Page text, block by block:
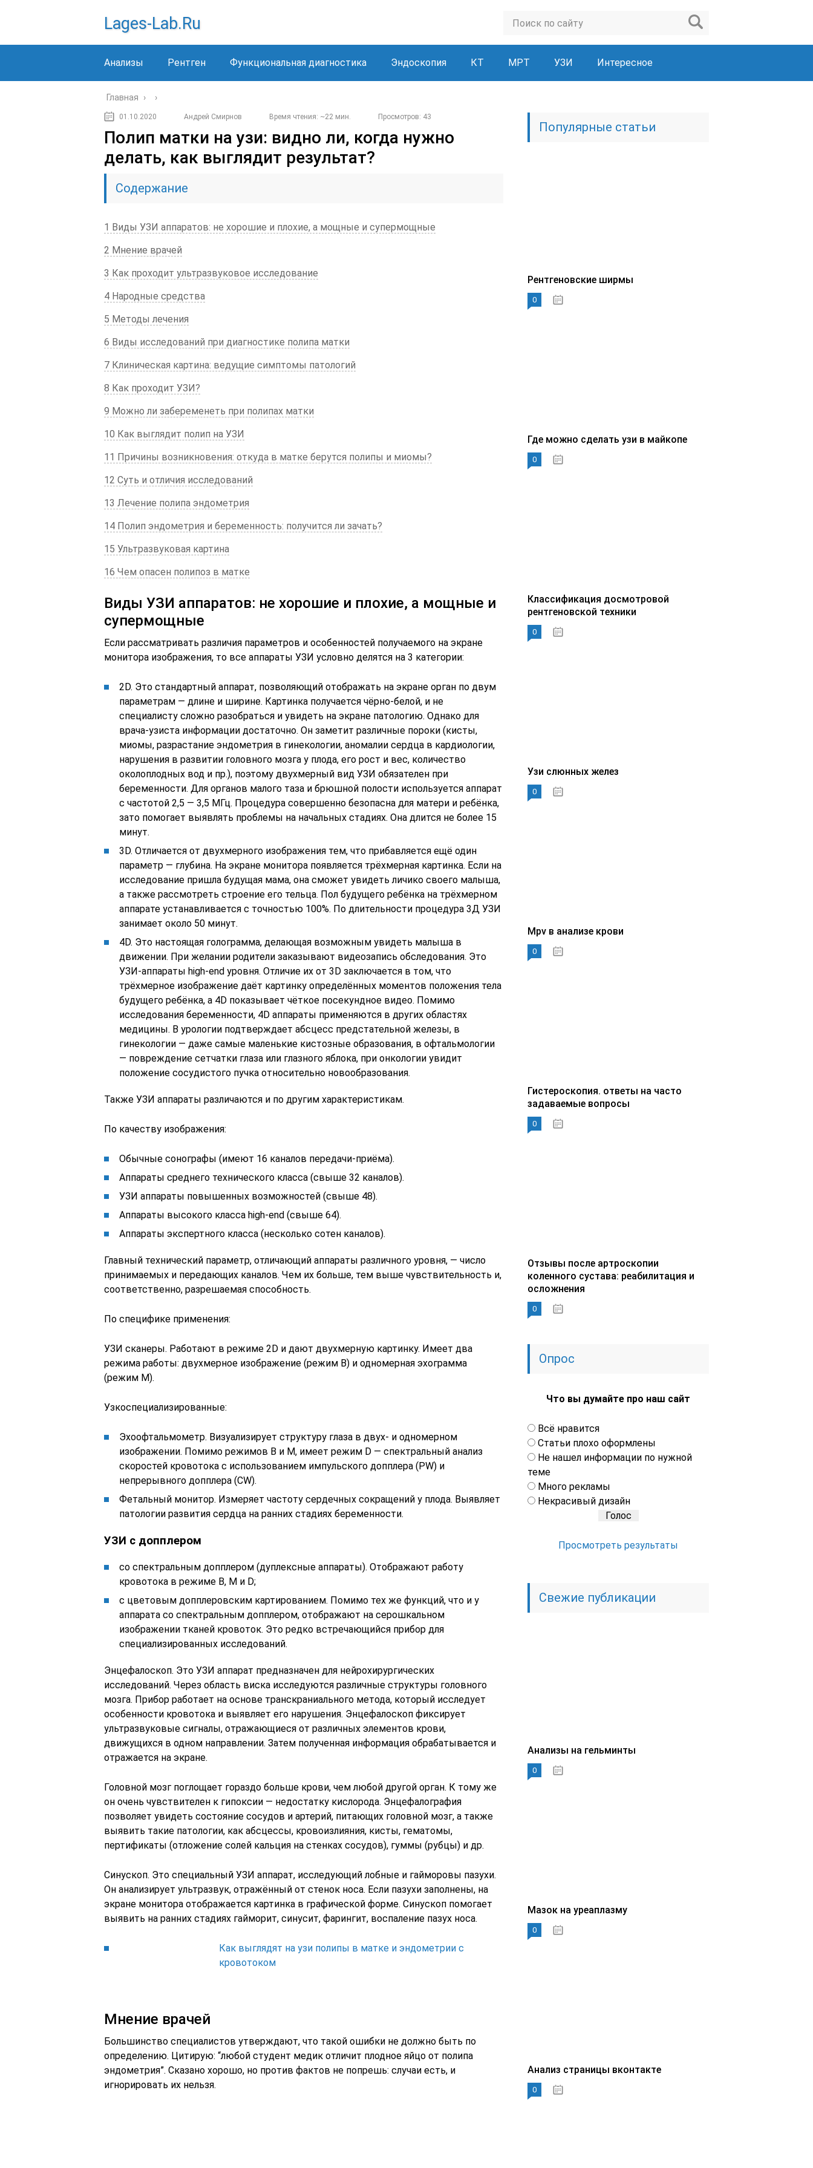
Lages-Lab.ru
Анализы Рентген Функциональная диагностика Эндоскопия КТ МРТ УЗИ Интересное
Главная › ›
01.10.2020 Андрей Смирнов Время чтения: ~22 мин. Просмотров: 43
Полип матки на узи: видно ли, когда нужно
делать, как выглядит результат?
Содержание
1 Виды УЗИ аппаратов: не хорошие и плохие, а мощные и супермощные
2 Мнение врачей
3 Как проходит ультразвуковое исследование
4 Народные средства
5 Методы лечения
6 Виды исследований при диагностике полипа матки
7 Клиническая картина: ведущие симптомы патологий
8 Как проходит УЗИ?
9 Можно ли забеременеть при полипах матки
10 Как выглядит полип на УЗИ
11 Причины возникновения: откуда в матке берутся полипы и миомы?
12 Суть и отличия исследований
13 Лечение полипа эндометрия
14 Полип эндометрия и беременность: получится ли зачать?
15 Ультразвуковая картина
16 Чем опасен полипоз в матке
Виды УЗИ аппаратов: не хорошие и плохие, а мощные и
супермощные
Если рассматривать различия параметров и особенностей получаемого на экране
монитора изображения, то все аппараты УЗИ условно делятся на 3 категории:
2D. Это стандартный аппарат, позволяющий отображать на экране орган по двум
параметрам — длине и ширине. Картинка получается чёрно-белой, и не
специалисту сложно разобраться и увидеть на экране патологию. Однако для
врача-узиста информации достаточно. Он заметит различные пороки (кисты,
миомы, разрастание эндометрия в гинекологии, аномалии сердца в кардиологии,
нарушения в развитии головного мозга у плода, его рост и вес, количество
околоплодных вод и пр.), поэтому двухмерный вид УЗИ обязателен при
беременности. Для органов малого таза и брюшной полости используется аппарат
с частотой 2,5 — 3,5 МГц. Процедура совершенно безопасна для матери и ребёнка,
зато помогает выявлять проблемы на начальных стадиях. Она длится не более 15
минут.
3D. Отличается от двухмерного изображения тем, что прибавляется ещё один
параметр — глубина. На экране монитора появляется трёхмерная картинка. Если на
исследование пришла будущая мама, она сможет увидеть личико своего малыша,
а также рассмотреть строение его тельца. Пол будущего ребёнка на трёхмерном
аппарате устанавливается с точностью 100%. По длительности процедура 3Д УЗИ
занимает около 50 минут.
4D. Это настоящая голограмма, делающая возможным увидеть малыша в
движении. При желании родители заказывают видеозапись обследования. Это
УЗИ-аппараты high-end уровня. Отличие их от 3D заключается в том, что
трёхмерное изображение даёт картинку определённых моментов положения тела
будущего ребёнка, а 4D показывает чёткое посекундное видео. Помимо
исследования беременности, 4D аппараты применяются в других областях
медицины. В урологии подтверждает абсцесс предстательной железы, в
гинекологии — даже самые маленькие кистозные образования, в офтальмологии
— повреждение сетчатки глаза или глазного яблока, при онкологии увидит
положение сосудистого пучка относительно новообразования.
Также УЗИ аппараты различаются и по другим характеристикам.
По качеству изображения:
Обычные сонографы (имеют 16 каналов передачи-приёма).
Аппараты среднего технического класса (свыше 32 каналов).
УЗИ аппараты повышенных возможностей (свыше 48).
Аппараты высокого класса high-end (свыше 64).
Аппараты экспертного класса (несколько сотен каналов).
Главный технический параметр, отличающий аппараты различного уровня, — число
принимаемых и передающих каналов. Чем их больше, тем выше чувствительность и,
соответственно, разрешаемая способность.
По специфике применения:
УЗИ сканеры. Работают в режиме 2D и дают двухмерную картинку. Имеет два
режима работы: двухмерное изображение (режим В) и одномерная эхограмма
(режим М).
Узкоспециализированные:
Эхоофтальмометр. Визуализирует структуру глаза в двух- и одномерном
изображении. Помимо режимов В и М, имеет режим D — спектральный анализ
скоростей кровотока с использованием импульского допплера (PW) и
непрерывного допплера (CW).
Фетальный монитор. Измеряет частоту сердечных сокращений у плода. Выявляет
патологии развития сердца на ранних стадиях беременности.
УЗИ с допплером
со спектральным допплером (дуплексные аппараты). Отображают работу
кровотока в режиме В, М и D;
с цветовым допплеровским картированием. Помимо тех же функций, что и у
аппарата со спектральным допплером, отображают на серошкальном
изображении тканей кровоток. Это редко встречающийся прибор для
специализированных исследований.
Энцефалоскоп. Это УЗИ аппарат предназначен для нейрохирургических
исследований. Через область виска исследуются различные структуры головного
мозга. Прибор работает на основе транскраниального метода, который исследует
особенности кровотока и выявляет его нарушения. Энцефалоскоп фиксирует
ультразвуковые сигналы, отражающиеся от различных элементов крови,
движущихся в одном направлении. Затем полученная информация обрабатывается и
отражается на экране.
Головной мозг поглощает гораздо больше крови, чем любой другой орган. К тому же
он очень чувствителен к гипоксии — недостатку кислорода. Энцефалография
позволяет увидеть состояние сосудов и артерий, питающих головной мозг, а также
выявить такие патологии, как абсцессы, кровоизлияния, кисты, гематомы,
пертификаты (отложение солей кальция на стенках сосудов), гуммы (рубцы) и др.
Синускоп. Это специальный УЗИ аппарат, исследующий лобные и гайморовы пазухи.
Он анализирует ультразвук, отражённый от стенок носа. Если пазухи заполнены, на
экране монитора отображается картинка в графической форме. Синускоп помогает
выявить на ранних стадиях гайморит, синусит, фарингит, воспаление пазух носа.
Как выглядят на узи полипы в матке и эндометрии с
кровотоком
Мнение врачей
Большинство специалистов утверждают, что такой ошибки не должно быть по
определению. Цитирую: “любой студент медик отличит плодное яйцо от полипа
эндометрия”. Сказано хорошо, но против фактов не попрешь: случаи есть, и
игнорировать их нельзя.
Популярные статьи
Рентгеновские ширмы
0
Где можно сделать узи в майкопе
0
Классификация досмотровой
рентгеновской техники
0
Узи слюнных желез
0
Mpv в анализе крови
0
Гистероскопия. ответы на часто
задаваемые вопросы
0
Отзывы после артроскопии
коленного сустава: реабилитация и
осложнения
0
Опрос
Что вы думайте про наш сайт
Всё нравится
Статьи плохо оформлены
Не нашел информации по нужной
теме
Много рекламы
Некрасивый дизайн
Просмотреть результаты
Свежие публикации
Анализы на гельминты
0
Мазок на уреаплазму
0
Анализ страницы вконтакте
0